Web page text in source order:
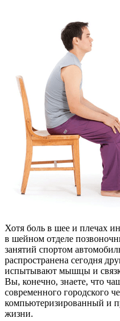
Хотя боль в шее и плечах
в шейном отделе
занятий спортом
распространена сегодня
испытывают мышцы и
Вы, конечно, знаете, что
современного городского
компьютеризированный и
жизни.